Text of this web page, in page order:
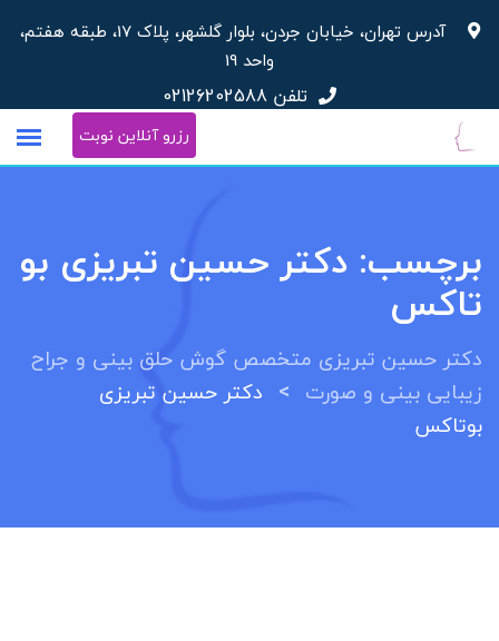
آدرس تهران، خیابان جردن، بلوار گلشهر، پلاک 17، طبقه هفتم،
واحد 19
تلفن 02126202588
رزرو آنلاین نوبت
برچسب: دکتر حسین تبریزی بو
تاکس
دکتر حسین تبریزی متخصص گوش حلق بینی و جراح
زیبایی بینی و صورت > دکتر حسین تبریزی
بوتاکس